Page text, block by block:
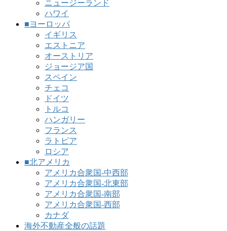
ニュージーランド
ハワイ
■ヨーロッパ
イギリス
エストニア
オーストリア
ジョージア国
スペイン
チェコ
ドイツ
トルコ
ハンガリー
フランス
ラトビア
ロシア
■北アメリカ
アメリカ合衆国-中西部
アメリカ合衆国-北東部
アメリカ合衆国-南部
アメリカ合衆国-西部
カナダ
海外不動産全般の話題